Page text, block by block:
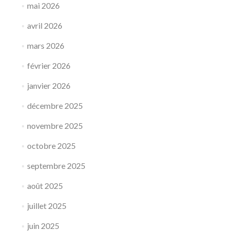
mai 2026
avril 2026
mars 2026
février 2026
janvier 2026
décembre 2025
novembre 2025
octobre 2025
septembre 2025
août 2025
juillet 2025
juin 2025